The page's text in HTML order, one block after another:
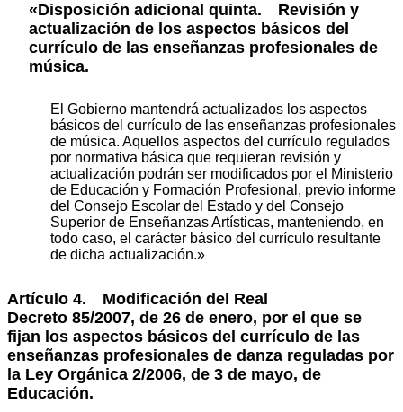
«Disposición adicional quinta. Revisión y
actualización de los aspectos básicos del
currículo de las enseñanzas profesionales de
música.
El Gobierno mantendrá actualizados los aspectos
básicos del currículo de las enseñanzas profesionales
de música. Aquellos aspectos del currículo regulados
por normativa básica que requieran revisión y
actualización podrán ser modificados por el Ministerio
de Educación y Formación Profesional, previo informe
del Consejo Escolar del Estado y del Consejo
Superior de Enseñanzas Artísticas, manteniendo, en
todo caso, el carácter básico del currículo resultante
de dicha actualización.»
Artículo 4. Modificación del Real
Decreto 85/2007, de 26 de enero, por el que se
fijan los aspectos básicos del currículo de las
enseñanzas profesionales de danza reguladas por
la Ley Orgánica 2/2006, de 3 de mayo, de
Educación.